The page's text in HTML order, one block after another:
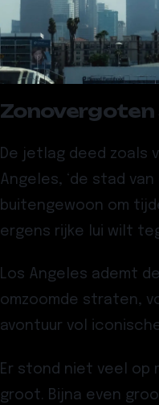
De jetlag deed zoals
Angeles, ‘de stad
buitengewoon om
ergens rijke lui wilt
Los Angeles ademt
omzoomde straten,
avontuur vol
Er stond niet veel op
groot. Bijna even